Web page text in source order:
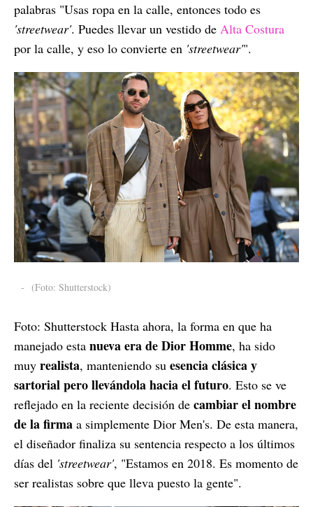
palabras "Usas ropa en la calle, entonces todo es
'streetwear'. Puedes llevar un vestido de Alta Costura
por la calle, y eso lo convierte en 'streetwear'".
- (Foto: Shutterstock)
Foto: Shutterstock Hasta ahora, la forma en que ha
manejado esta nueva era de Dior Homme, ha sido
muy realista, manteniendo su esencia clásica y
sartorial pero llevándola hacia el futuro. Esto se ve
reflejado en la reciente decisión de cambiar el nombre
de la firma a simplemente Dior Men's. De esta manera,
el diseñador finaliza su sentencia respecto a los últimos
días del 'streetwear', "Estamos en 2018. Es momento de
ser realistas sobre que lleva puesto la gente".